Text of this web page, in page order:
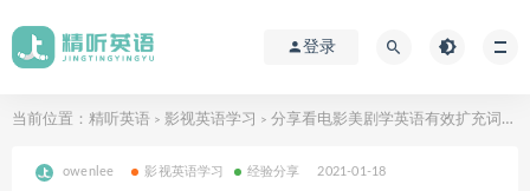
登录
当前位置： 精听英语 > 影视英语学习 > 分享看电影美剧学英语有效扩充词汇量的几种方法
owenlee 影视英语学习 经验分享 2021-01-18